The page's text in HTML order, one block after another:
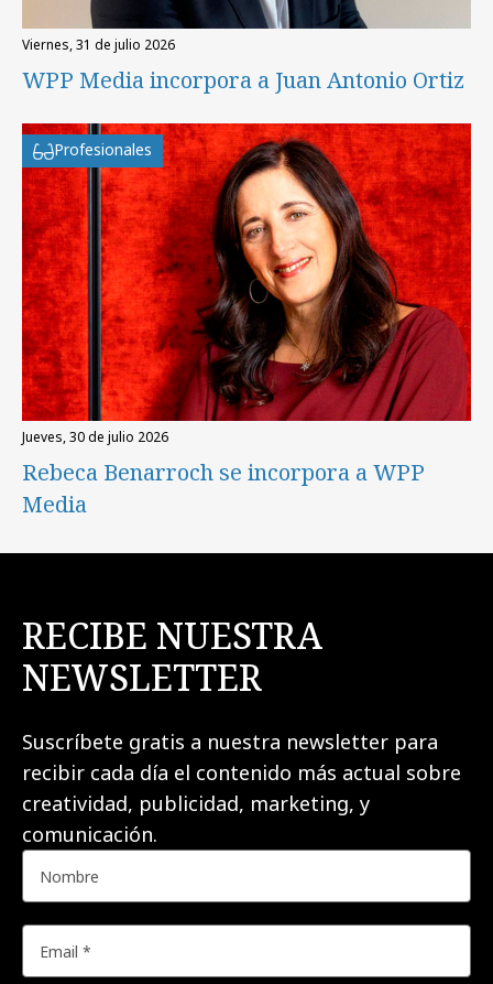
viernes, 31 de julio 2026
WPP Media incorpora a Juan Antonio Ortiz
Profesionales
jueves, 30 de julio 2026
Rebeca Benarroch se incorpora a WPP
Media
RECIBE NUESTRA
NEWSLETTER
Suscríbete gratis a nuestra newsletter para
recibir cada día el contenido más actual sobre
creatividad, publicidad, marketing, y
comunicación.